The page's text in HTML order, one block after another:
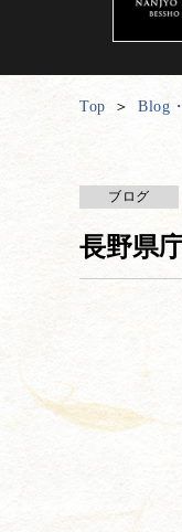
Top Blog
ブログ
長野県